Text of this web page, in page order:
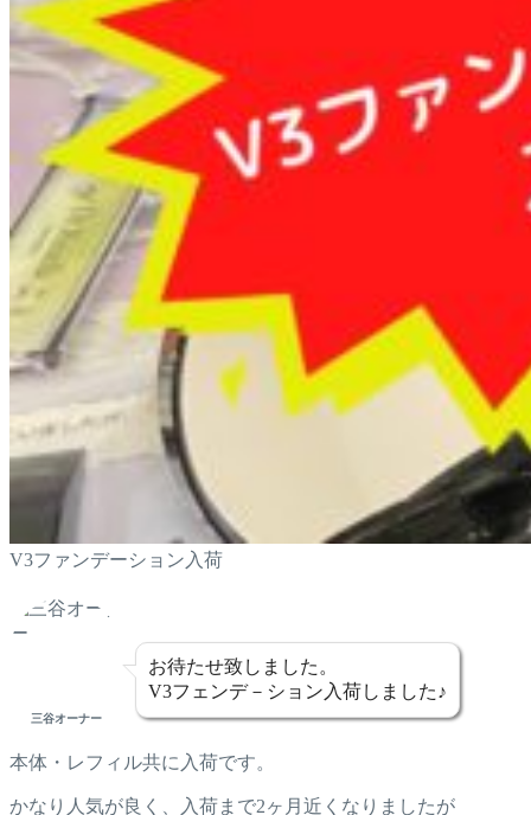
V3ファンデーション入荷
三谷オーナー
お待たせ致しました。
V3フェンデ－ション入荷しました♪
本体・レフィル共に入荷です。
かなり人気が良く、入荷まで2ヶ月近くなりましたが